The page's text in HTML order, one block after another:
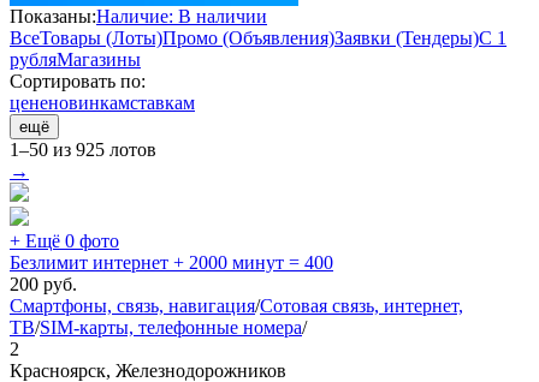
Показаны:Наличие: В наличии
ВсеТовары (Лоты)Промо (Объявления)Заявки (Тендеры)С 1
рубляМагазины
Сортировать по:
цененовинкамставкам
ещё
1–50 из 925 лотов
→
+ Ещё 0 фото
Безлимит интернет + 2000 минут = 400
200 руб.
Смартфоны, связь, навигация/Сотовая связь, интернет,
ТВ/SIM-карты, телефонные номера/
2
Красноярск, Железнодорожников